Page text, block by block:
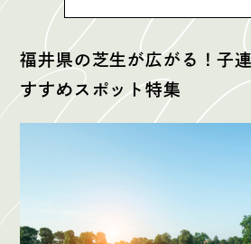
福井県の芝生が広がる！子
すすめスポット特集